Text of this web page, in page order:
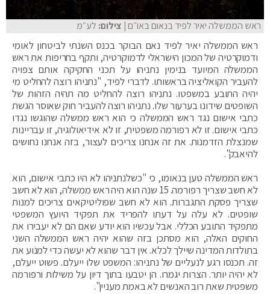
ראש הממשלה יאיר לפיד בנאום באו״ם | צילום: לע״מ
ראש הממשלה יאיר לפיד נאם הבוקר בכנס השנתי לביטחון לאומי
ודמוקרטיה של המכון הישראלי לדמוקרטיה, ותקף בחריפות את ראש
הממשלה המיועד בנימין נתניהו על תכני החקיקה אותם צפויה
להעביר הקואליציה בראשותו. לדברי לפיד, "נתניהו רוצה להחליט מי
יהיה התובע במשפטו. נתניהו רוצה להחליט מה תהיה הזהות של
השופטים שידונו בערעור שלו. נתניהו רוצה להעביר חוק שאוסר הגשת
כתבי אישום נגד ראש הממשלה כי הוא ראש ממשלה שהוגשו נגדו
כתבי אישום. זו לא רפורמה משפטית, זו לא אידיאולוגיה, זו עבריינות
שמנצלת הזדמנות. את זה אנחנו צריכים לעצור, בזה אנחנו נחושים
להיאבק".
ראש הממשלה טען בנאומו, כי "כשלנתניהו לא היו כתבי אישום, הוא
לא חשב שצריך רפורמה. 15 שנה הוא היה ראש ממשלה, הוא לא חשב
שצריך פסקת התגברות. הוא לא חשב שפוליטיקאים צריכים למנות
שופטים. לא עלה על דעתו להפריד את תפקיד היועץ המשפטי
מתפקיד התובע הכללי. אבל עכשיו הוא יודע שאם הם לא יעבירו את
החוקים האלה, הוא מסתכן בזה שהוא יהיה ראש הממשלה השני
בתולדות המדינה שיילך לכלא. אין דבר שהוא לא יעשה כדי למנוע את
זה. תכנסו רגע לנעליים של נתניהו: המשפט שלו ייעלם. פשוט ייעלם,
לא יהיה יותר. הצרות יגמרו. הן יטבעו בתוך דיון על משילות ורפורמה
משפטית שאת רוב האנשים לא באמת מעניין".